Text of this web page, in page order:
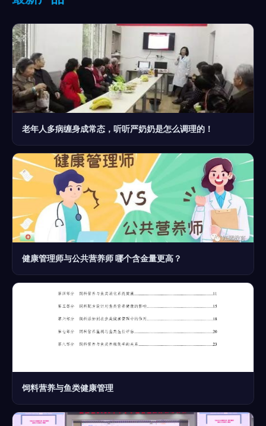
老年人多病缠身成常态，听听严奶奶是怎么调理的！
健康管理师与公共营养师 哪个含金量更高？
饲料营养与鱼类健康管理